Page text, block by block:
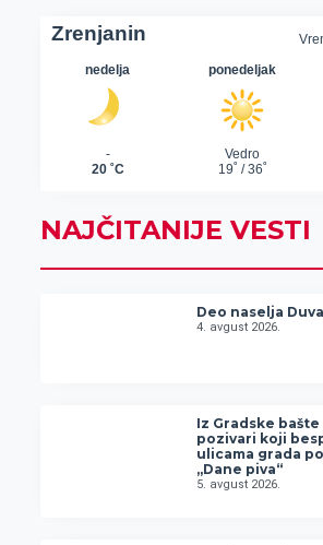
NAJČITANIJE VESTI
Deo naselja
4. avgust 2026.
Iz Gradske
pozivari koji
ulicama grada
„Dane piva“
5. avgust 2026.